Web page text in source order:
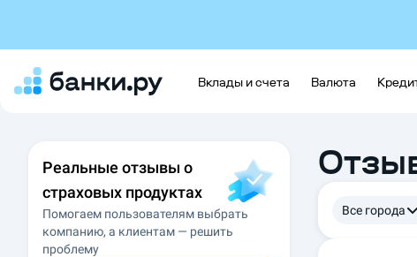
Вклады и счета Валюта
Реальные отзывы о
страховых продуктах
Помогаем пользователям выбрать
компанию, а клиентам — решить
проблему
Все города